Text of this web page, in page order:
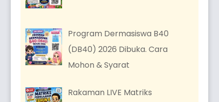
Program Dermasiswa B40
(DB40) 2026 Dibuka. Cara
Mohon & Syarat
Rakaman LIVE Matriks